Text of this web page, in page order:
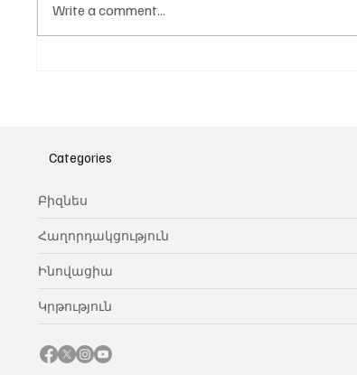
Write a comment...
Categories
Բիզնես
Հաղորդակցություն
Ինովացիա
Կրթություն